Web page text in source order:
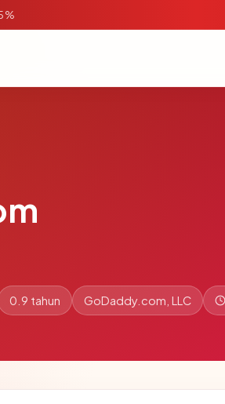
0.9 tahun GoDaddy.com, LLC